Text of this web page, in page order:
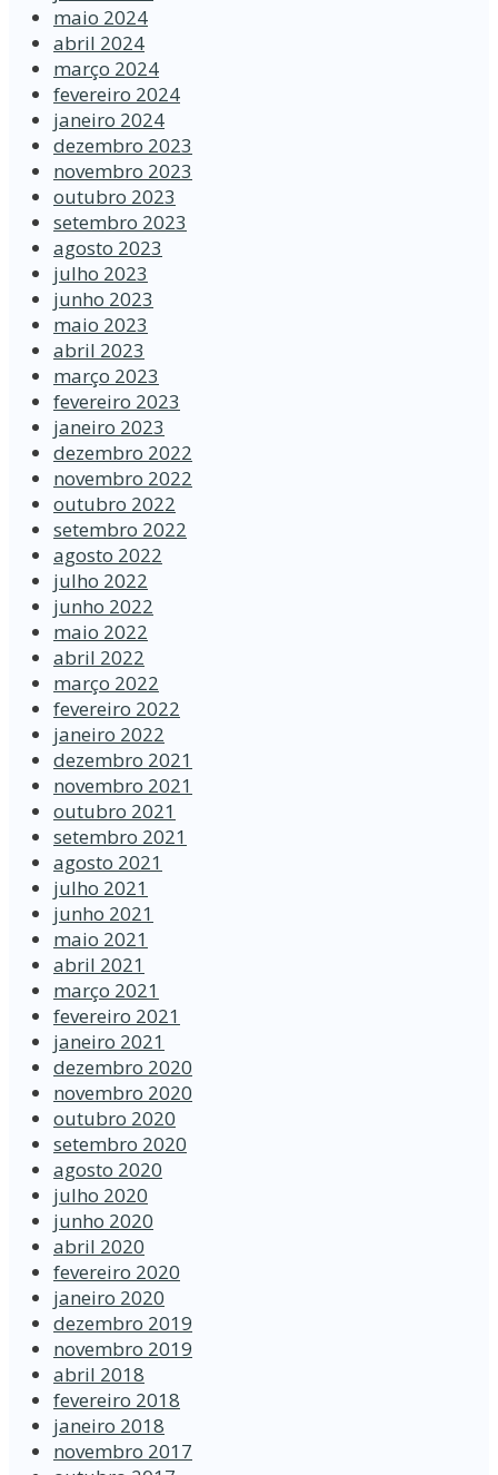
maio 2024
abril 2024
março 2024
fevereiro 2024
janeiro 2024
dezembro 2023
novembro 2023
outubro 2023
setembro 2023
agosto 2023
julho 2023
junho 2023
maio 2023
abril 2023
março 2023
fevereiro 2023
janeiro 2023
dezembro 2022
novembro 2022
outubro 2022
setembro 2022
agosto 2022
julho 2022
junho 2022
maio 2022
abril 2022
março 2022
fevereiro 2022
janeiro 2022
dezembro 2021
novembro 2021
outubro 2021
setembro 2021
agosto 2021
julho 2021
junho 2021
maio 2021
abril 2021
março 2021
fevereiro 2021
janeiro 2021
dezembro 2020
novembro 2020
outubro 2020
setembro 2020
agosto 2020
julho 2020
junho 2020
abril 2020
fevereiro 2020
janeiro 2020
dezembro 2019
novembro 2019
abril 2018
fevereiro 2018
janeiro 2018
novembro 2017